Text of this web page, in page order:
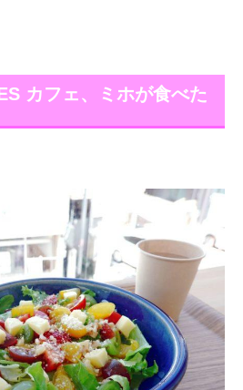
カフェ、ミホが食べた